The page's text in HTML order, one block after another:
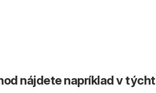
nájdete napríklad v